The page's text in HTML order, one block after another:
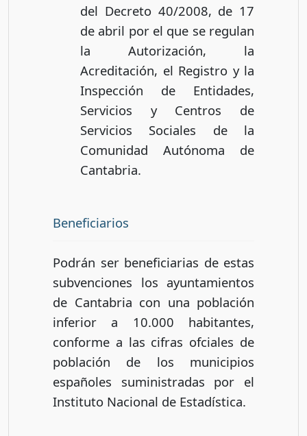
del Decreto 40/2008, de 17
de abril por el que se regulan
la Autorización, la
Acreditación, el Registro y la
Inspección de Entidades,
Servicios y Centros de
Servicios Sociales de la
Comunidad Autónoma de
Cantabria.
Beneficiarios
Podrán ser beneficiarias de estas
subvenciones los ayuntamientos
de Cantabria con una población
inferior a 10.000 habitantes,
conforme a las cifras ofciales de
población de los municipios
españoles suministradas por el
Instituto Nacional de Estadística.